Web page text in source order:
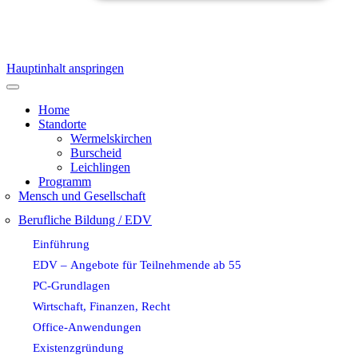
Hauptinhalt anspringen
Home
Standorte
Wermelskirchen
Burscheid
Leichlingen
Programm
Mensch und Gesellschaft
Berufliche Bildung / EDV
Einführung
EDV – Angebote für Teilnehmende ab 55
PC-Grundlagen
Wirtschaft, Finanzen, Recht
Office-Anwendungen
Existenzgründung